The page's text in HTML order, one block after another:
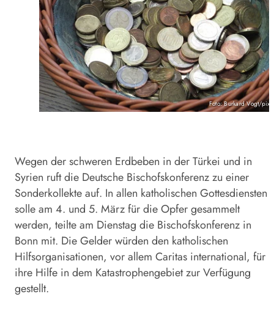
Foto: Burkard Vogt/
Wegen der schweren Erdbeben in der Türkei und in
Syrien ruft die Deutsche Bischofskonferenz zu einer
Sonderkollekte auf. In allen katholischen Gottesdiensten
solle am 4. und 5. März für die Opfer gesammelt
werden, teilte am Dienstag die Bischofskonferenz in
Bonn mit. Die Gelder würden den katholischen
Hilfsorganisationen, vor allem Caritas international, für
ihre Hilfe in dem Katastrophengebiet zur Verfügung
gestellt.